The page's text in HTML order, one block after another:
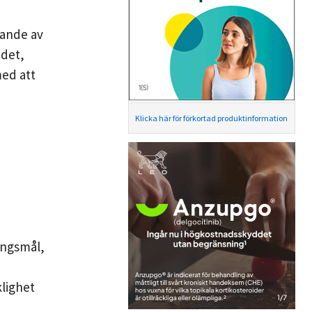
av
att
Klicka här för förkortad produktinformation